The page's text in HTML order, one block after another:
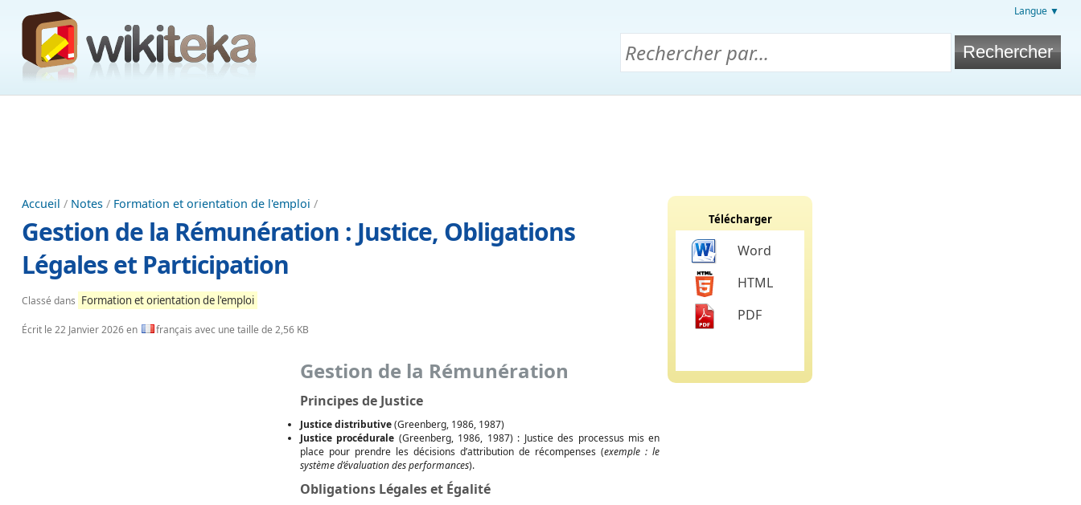
Langue ▼
Accueil / Notes / Formation et orientation de l'emploi /
Gestion de la Rémunération : Justice, Obligations
Légales et Participation
Classé dans Formation et orientation de l'emploi
Écrit le 22 Janvier 2026en français avec une taille de 2,56 KB
Gestion de la Rémunération
Principes de Justice
Justice distributive(Greenberg, 1986, 1987)
Justice procédurale (Greenberg, 1986, 1987) : Justice des processus mis en
place pour prendre les décisions d’attribution de récompenses (exemple : le
système d’évaluation des performances).
Obligations Légales et Égalité
Télécharger
Word
HTML
PDF